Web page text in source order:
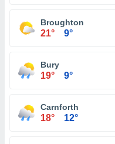
Broughton
21° 9°
Bury
19° 9°
Carnforth
18° 12°